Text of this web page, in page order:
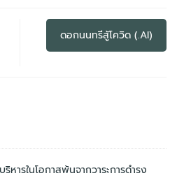
ดอกนนทรีสู้โควิด (.AI)
ารในโอกาสพ้นจากวาระการดำรง